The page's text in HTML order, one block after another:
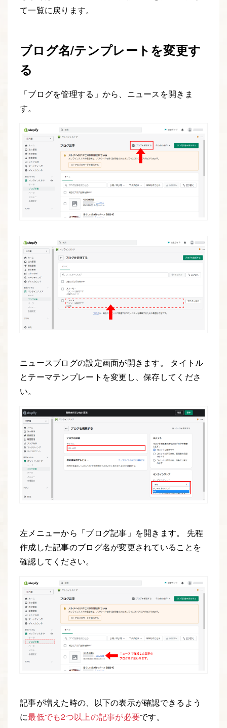
て一覧に戻ります。
ブログ名/テンプレートを変更す
る
「ブログを管理する」から、ニュースを開きま
す。
ニュースブログの設定画面が開きます。 タイトル
とテーマテンプレートを変更し、保存してくださ
い。
左メニューから「ブログ記事」を開きます。 先程
作成した記事のブログ名が変更されていることを
確認してください。
記事が増えた時の、以下の表示が確認できるよう
に最低でも2つ以上の記事が必要です。